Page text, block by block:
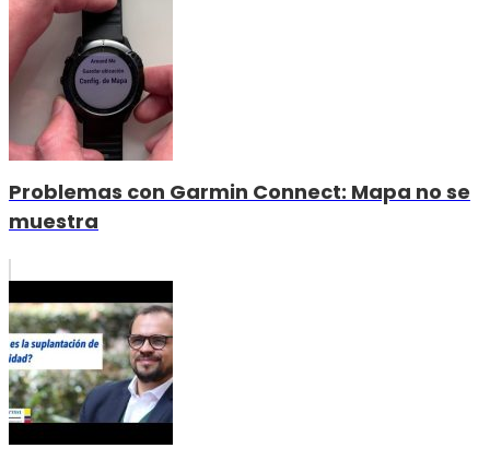
Problemas con Garmin Connect: Mapa no se
muestra